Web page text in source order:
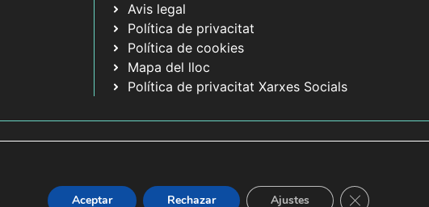
Avis legal
Política de privacitat
Política de cookies
Mapa del lloc
Política de privacitat Xarxes Socials
Aceptar Rechazar Ajustes Tanca el